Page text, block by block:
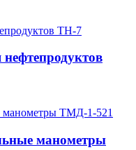
манометры